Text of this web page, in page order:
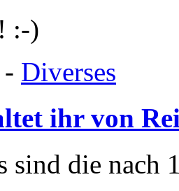
:-)
- Diverses
ihr von
sind die nach